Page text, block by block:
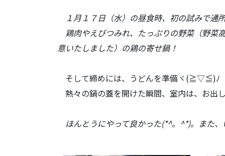
１月１７日（水）の昼食時、初の試みで通
鶏肉やえびつみれ、たっぷりの野菜（野菜
意いたしました）の鶏の寄せ鍋！
そして締めには、うどんを準備ヾ(≧▽≦)ﾉ
熱々の鍋の蓋を開けた瞬間、室内は、お出
ほんとうにやって良かった(*^。^*)。また